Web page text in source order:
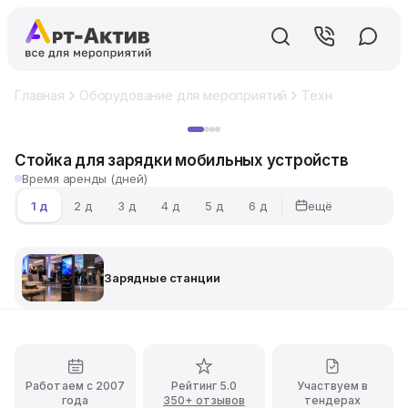
Главная Оборудование для мероприятий Техническое
Стойка для зарядки мобильных устройств
Время аренды (дней)
1 д
2 д 3 д 4 д 5 д 6 д ещё
Зарядные станции
Работаем с 2007
года
Рейтинг 5.0
350+ отзывов
Участвуем в
тендерах